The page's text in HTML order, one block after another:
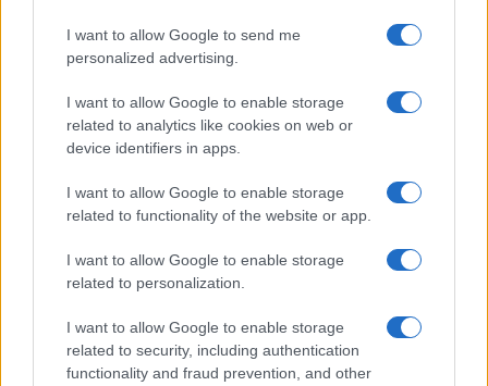
I want to allow Google to send me
personalized advertising.
I want to allow Google to enable storage
related to analytics like cookies on web or
device identifiers in apps.
I want to allow Google to enable storage
related to functionality of the website or app.
I want to allow Google to enable storage
related to personalization.
I want to allow Google to enable storage
related to security, including authentication
functionality and fraud prevention, and other
À lire aussi
ECONOMIE